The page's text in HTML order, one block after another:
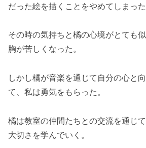
だった絵を描くことをやめてしまった
その時の気持ちと橘の心境がとても
胸が苦しくなった。
しかし橘が音楽を通じて自分の心と
て、私は勇気をもらった。
橘は教室の仲間たちとの交流を通じ
大切さを学んでいく。